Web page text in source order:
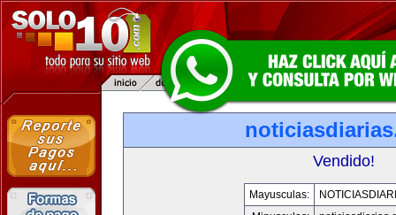
Vendido!
Mayusculas: